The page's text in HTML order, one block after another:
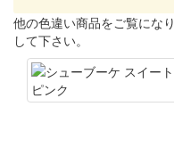
他の色違い商品をご覧にな
して下さい。